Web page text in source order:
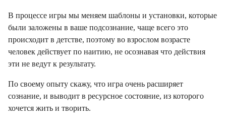
В процессе игры мы меняем шаблоны и установки, которые
были заложены в ваше подсознание, чаще всего это
происходит в детстве, поэтому во взрослом возрасте
человек действует по наитию, не осознавая что действия
эти не ведут к результату.
По своему опыту скажу, что игра очень расширяет
сознание, и выводит в ресурсное состояние, из которого
хочется жить и творить.